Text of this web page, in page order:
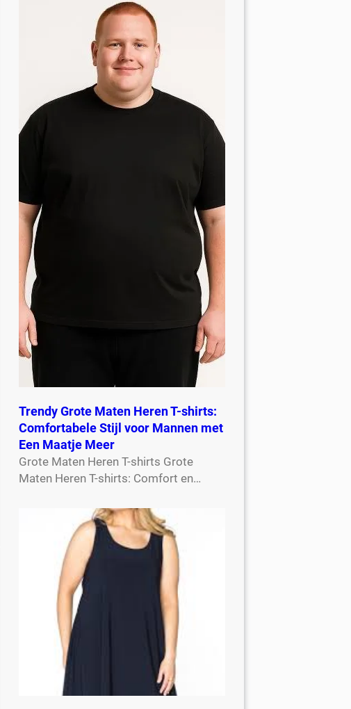
Trendy Grote Maten Heren T-shirts:
Comfortabele Stijl voor Mannen met
Een Maatje Meer
Grote Maten Heren T-shirts Grote
Maten Heren T-shirts: Comfort en…